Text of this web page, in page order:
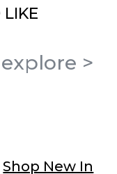
LIKE
explore >
Shop New In